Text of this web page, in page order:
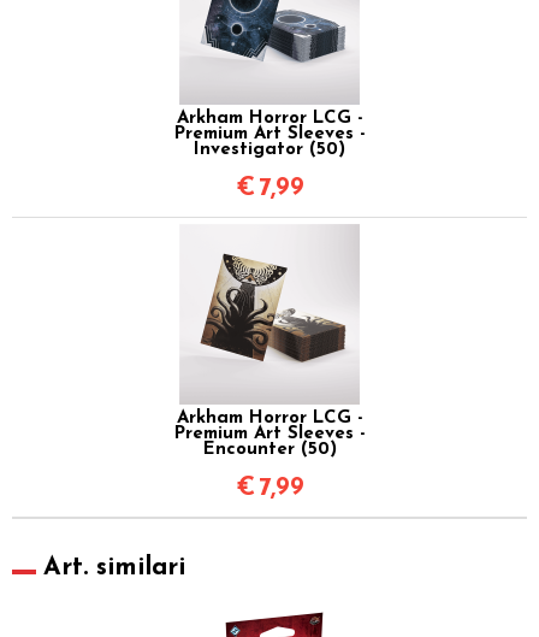
Arkham Horror LCG -
Premium Art Sleeves -
Investigator (50)
€ 7,99
Arkham Horror LCG -
Premium Art Sleeves -
Encounter (50)
€ 7,99
Art. similari